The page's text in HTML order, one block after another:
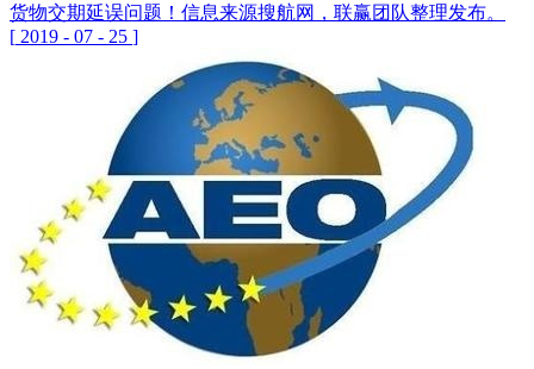
货物交期延误问题！信息来源搜航网，联赢团队整理发布。
[ 2019 - 07 - 25 ]